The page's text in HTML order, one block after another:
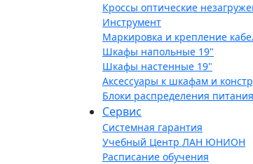
Кроссы оптические
Инструмент
Маркировка и крепление
Шкафы напольные 19"
Шкафы настенные 19"
Аксессуары к шкафам и
Блоки распределения питания
Сервис
Системная гарантия
Учебный Центр ЛАН ЮНИОН
Расписание обучения